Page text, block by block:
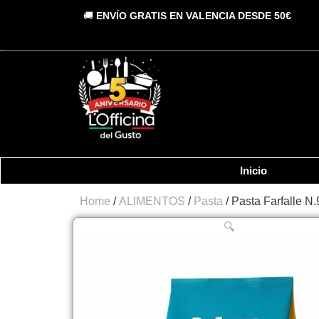
🚚 ENVÍO GRATIS EN VALENCIA DESDE 50€
Inicio
Home /ALIMENTOS / Pasta / Pasta Farfalle
🔍